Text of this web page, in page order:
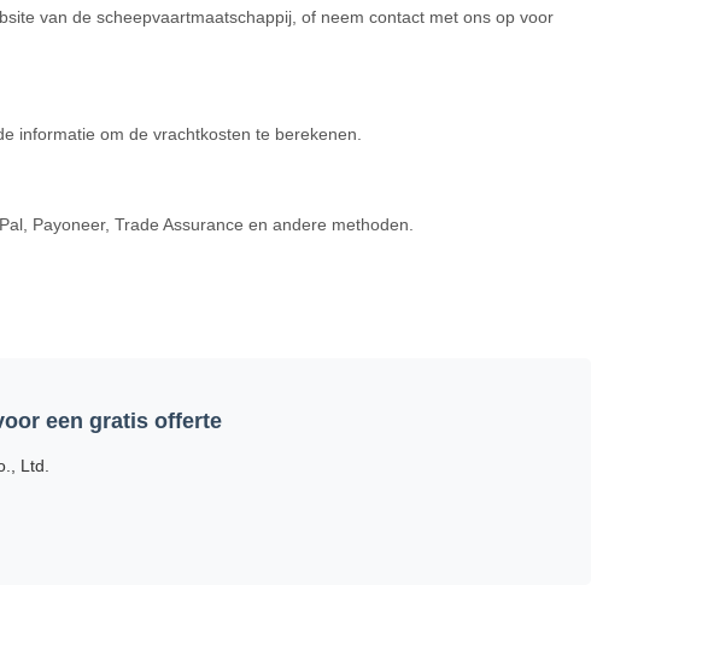
van de scheepvaartmaatschappij, of neem contact met ons op voor
informatie om de vrachtkosten te berekenen.
Payoneer, Trade Assurance en andere methoden.
een gratis offerte
Ltd.